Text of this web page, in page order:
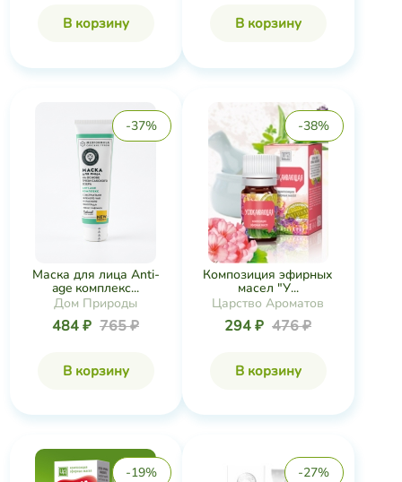
В корзину В корзину
-37%
Маска для лица Anti-
age комплекс...
Дом Природы
484 ₽ 765 ₽
В корзину
-38%
Композиция эфирных
масел "У...
Царство Ароматов
294 ₽ 476 ₽
В корзину
-19% -27%